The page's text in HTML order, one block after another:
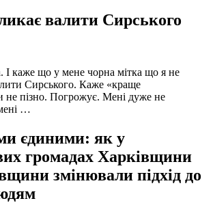
валити Сирського
І каже що у мене чорна мітка що я не
Сирського. Каже «краще
не пізно. Погрожує. Мені дуже не
…
єдиними: як у
громадах Харківщини
змінювали підхід до